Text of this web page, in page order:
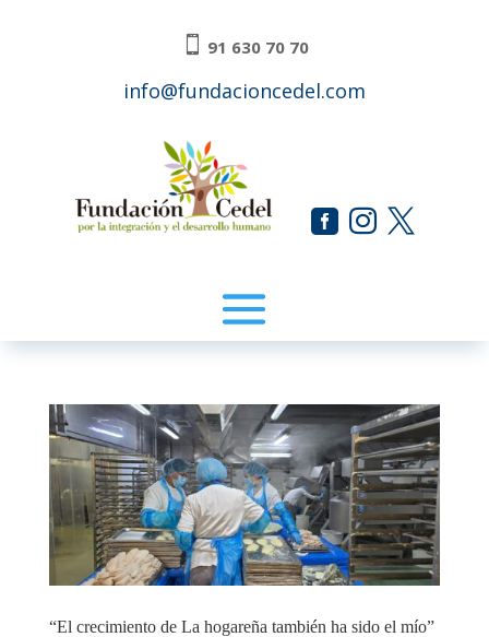
 91 630 70 70
info@fundacioncedel.com
  
“El crecimiento de La hogareña también ha sido el mío”